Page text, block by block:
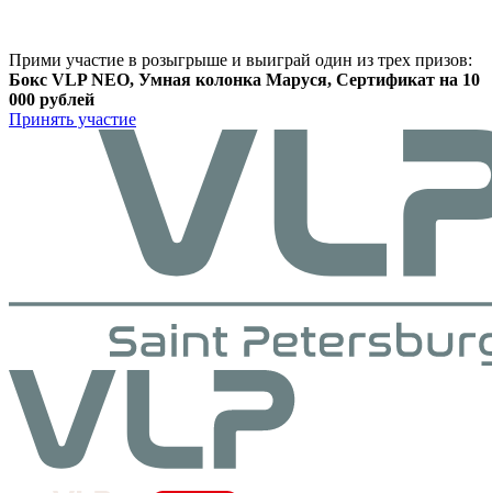
Прими участие в розыгрыше и выиграй один из трех призов:
Бокс VLP NEO, Умная колонка Маруся, Сертификат на 10
000 рублей
Принять участие